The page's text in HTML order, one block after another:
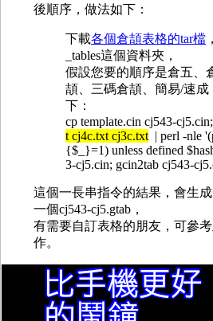
後順序，做法如下：
下載各個倉頡表格的tar檔
_tables這個資料夾，
假設您要的順序是倉五、
頡、三碼倉頡、簡易/速成
下：
cp template.cin cj543-
t cj4c.txt cj3c.txt | perl -nle
{$_}=1) unless defined
3-cj5.cin; gcin2tab cj543-
這個一長串指令的結果，會生成
一個cj543-cj5.gtab，
有需要自訂表格的朋友，可參
作。